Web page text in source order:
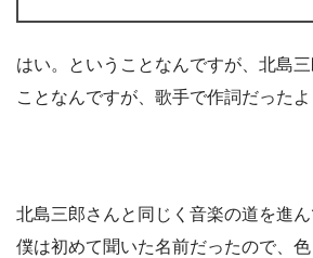
はい。ということなんですが、北島
ことなんですが、歌手で作詞だったよ
北島三郎さんと同じく音楽の道を進ん
僕は初めて聞いた名前だったので、